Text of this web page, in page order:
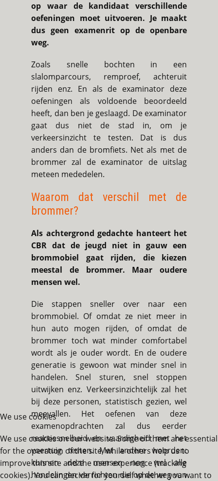
op waar de kandidaat verschillende
oefeningen moet uitvoeren. Je maakt
dus geen examenrit op de openbare
weg.
Zoals snelle bochten in een
slalomparcours, remproef, achteruit
rijden enz. En als de examinator deze
oefeningen als voldoende beoordeeld
heeft, dan ben je geslaagd. De examinator
gaat dus niet de stad in, om je
verkeersinzicht te testen. Dat is dus
anders dan de bromfiets. Net als met de
brommer zal de examinator de uitslag
meteen mededelen.
Waarom dat verschil met de
brommer?
Als achtergrond gedachte hanteert het
CBR dat de jeugd niet in gauw een
brommobiel gaat rijden, die kiezen
meestal de brommer. Maar oudere
mensen wel.
Die stappen sneller over naar een
brommobiel. Of omdat ze niet meer in
hun auto mogen rijden, of omdat de
brommer toch wat minder comfortabel
wordt als je ouder wordt. En de oudere
generatie is gewoon wat minder snel in
handelen. Snel sturen, snel stoppen
uitwijken enz. Verkeersinzichtelijk zal het
bij deze personen, statistisch gezien, wel
meevallen. Het oefenen van deze
examenopdrachten zal dus eerder
reactiesnelheid en vaardigheid met het
voertuig testen. Met andere woorden:
kunnen deze mensen nog wel alle
handelingen verrichten die op de weg van
We use cookies
We use cookies on our website. Some of them are essential
for the operation of the site, while others help us to
improve this site and the user experience (tracking
cookies). You can decide for yourself whether you want to